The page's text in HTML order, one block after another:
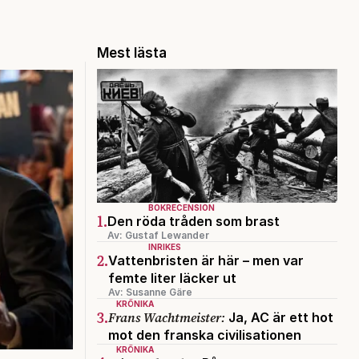
Mest lästa
BOKRECENSION
1.Den röda tråden som brast
Av: Gustaf Lewander
INRIKES
2.Vattenbristen är här – men var
femte liter läcker ut
Av: Susanne Gäre
KRÖNIKA
3.Frans Wachtmeister: Ja, AC är ett hot
mot den franska civilisationen
KRÖNIKA